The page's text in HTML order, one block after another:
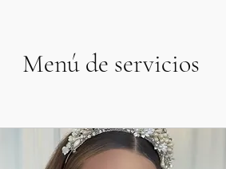
Menú de servicios